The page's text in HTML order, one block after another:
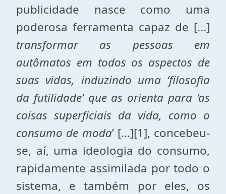
publicidade nasce como uma
poderosa ferramenta capaz de [...]
transformar as pessoas em
autômatos em todos os aspectos de
suas vidas, induzindo uma ‘filosofia
da futilidade’ que as orienta para ‘as
coisas superficiais da vida, como o
consumo de moda’ [...][1], concebeu-
se, aí, uma ideologia do consumo,
rapidamente assimilada por todo o
sistema, e também por eles, os